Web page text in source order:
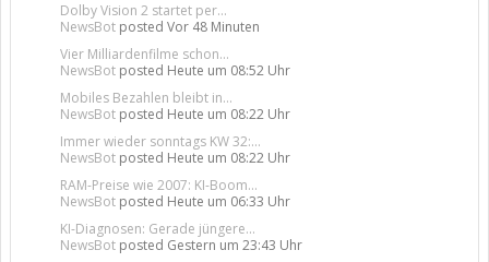
Dolby Vision 2 startet per...
NewsBot posted Vor 48 Minuten
Vier Milliardenfilme schon...
NewsBot posted Heute um 08:52 Uhr
Mobiles Bezahlen bleibt in...
NewsBot posted Heute um 08:22 Uhr
Immer wieder sonntags KW 32:...
NewsBot posted Heute um 08:22 Uhr
RAM-Preise wie 2007: KI-Boom...
NewsBot posted Heute um 06:33 Uhr
KI-Diagnosen: Gerade jüngere...
NewsBot posted Gestern um 23:43 Uhr